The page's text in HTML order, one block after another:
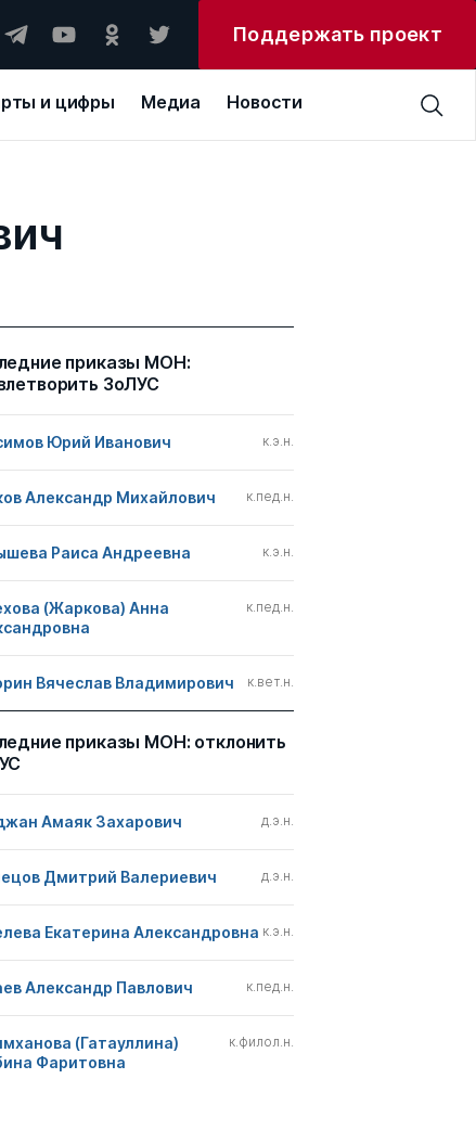
Поддержать проект
и цифры Медиа Новости
приказы МОН:
ЗоЛУС
Юрий Иванович к.э.н.
Александр Михайлович к.пед.н.
Раиса Андреевна к.э.н.
(Жаркова) Анна
к.пед.н.
Вячеслав Владимирович к.вет.н.
приказы МОН: отклонить
Амаяк Захарович д.э.н.
Дмитрий Валериевич д.э.н.
Екатерина Александровна к.э.н.
Александр Павлович к.пед.н.
(Гатауллина)
Фаритовна
к.филол.н.